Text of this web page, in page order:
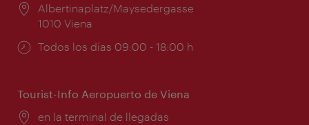
Lugar:
Albertinaplatz/Maysedergasse
1010 Viena
Horarios
Todos los días 09:00 - 18:00 h
Tourist-Info Aeropuerto de Viena
Lugar:
en la terminal de llegadas